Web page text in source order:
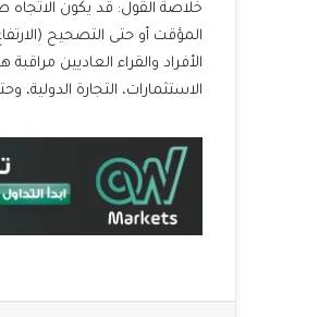
خلاصة القول: قد يكون الاتجاه
المؤقت أو حتى التصحيح
الأفراد والقراء العاديين
الاستثمارات، التجارة الدولية،